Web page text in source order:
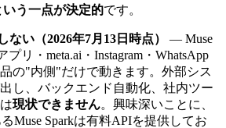
いう一点が決定的です。
い（2026年7月13日時点）
— Muse
プリ・meta.ai・Instagram・WhatsApp
の"内側"だけで動きます。外部シス
し、バックエンド自動化、社内ツー
現状できません。興味深いことに、
Muse Sparkは有料APIを提供してお